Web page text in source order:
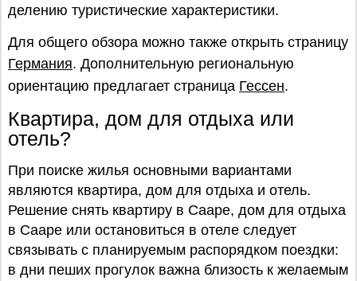
делению туристические характеристики.
Для общего обзора можно также открыть страницу
Германия. Дополнительную региональную
ориентацию предлагает страница Гессен.
Квартира, дом для отдыха или
отель?
При поиске жилья основными вариантами
являются квартира, дом для отдыха и отель.
Решение снять квартиру в Сааре, дом для отдыха
в Сааре или остановиться в отеле следует
связывать с планируемым распорядком поездки:
в дни пеших прогулок важна близость к желаемым